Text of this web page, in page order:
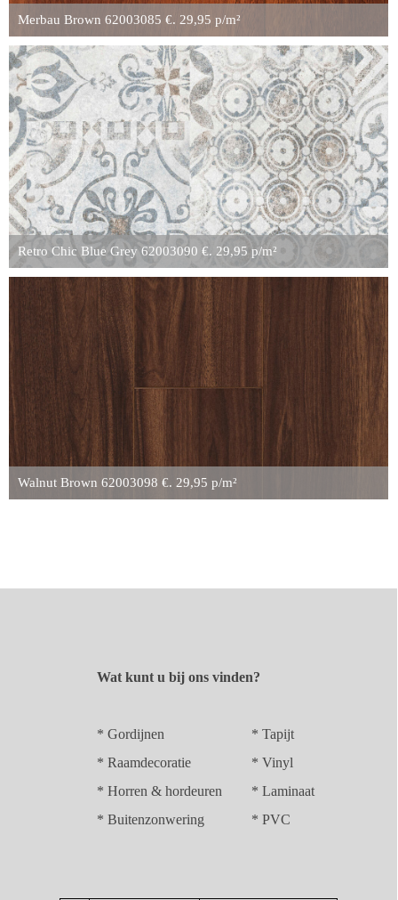
Merbau Brown 62003085 €. 29,95 p/m²
Retro Chic Blue Grey 62003090 €. 29,95 p/m²
Walnut Brown 62003098 €. 29,95 p/m²
Wat kunt u bij ons vinden?
* Gordijnen * Tapijt
* Raamdecoratie * Vinyl
* Horren & hordeuren * Laminaat
* Buitenzonwering * PVC